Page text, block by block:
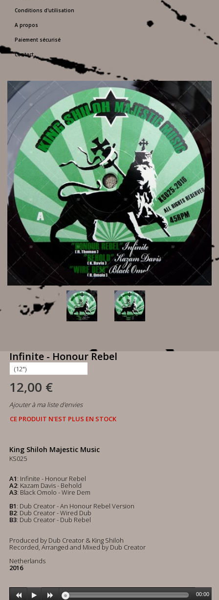
Conditions d'utilisation
A propos
Paiement sécurisé
Contact
Infinite - Honour Rebel
12,00 €
Ajouter à ma liste d'envies
CE PRODUIT N'EST PLUS EN STOCK
King Shiloh Majestic Music
KS025
A1: Infinite - Honour Rebel
A2: Kazam Davis - Behold
A3: Black Omolo - Wire Dem
B1: Dub Creator - An Honour Rebel Version
B2: Dub Creator - Wired Dub
B3: Dub Creator - Dub Rebel
Produced by Dub Creator & King Shiloh
Recorded, Arranged and Mixed by Dub Creator
Netherlands
2016
00:00